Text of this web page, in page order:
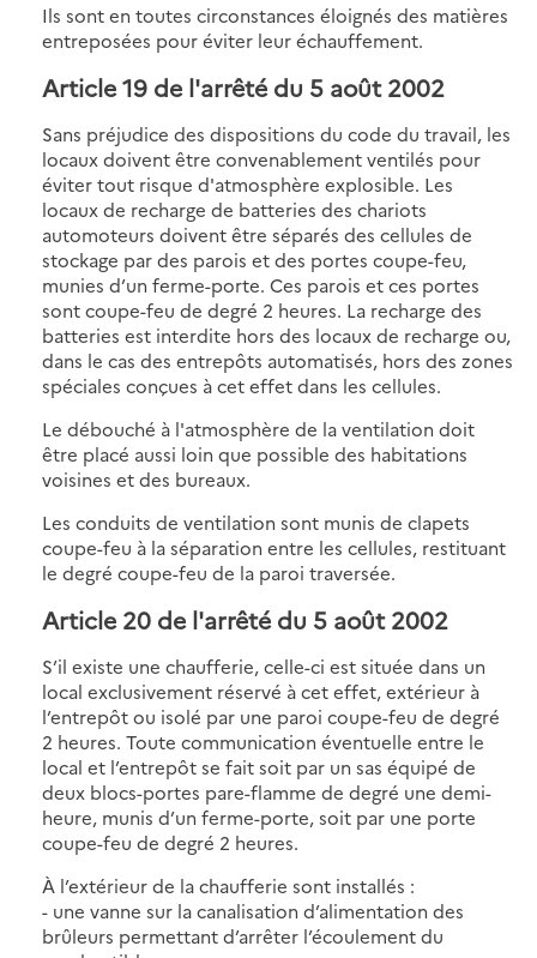
Ils sont en toutes circonstances éloignés des matières
entreposées pour éviter leur échauffement.
Article 19 de l'arrêté du 5 août 2002
Sans préjudice des dispositions du code du travail, les
locaux doivent être convenablement ventilés pour
éviter tout risque d'atmosphère explosible. Les
locaux de recharge de batteries des chariots
automoteurs doivent être séparés des cellules de
stockage par des parois et des portes coupe-feu,
munies d’un ferme-porte. Ces parois et ces portes
sont coupe-feu de degré 2 heures. La recharge des
batteries est interdite hors des locaux de recharge ou,
dans le cas des entrepôts automatisés, hors des zones
spéciales conçues à cet effet dans les cellules.
Le débouché à l'atmosphère de la ventilation doit
être placé aussi loin que possible des habitations
voisines et des bureaux.
Les conduits de ventilation sont munis de clapets
coupe-feu à la séparation entre les cellules, restituant
le degré coupe-feu de la paroi traversée.
Article 20 de l'arrêté du 5 août 2002
S’il existe une chaufferie, celle-ci est située dans un
local exclusivement réservé à cet effet, extérieur à
l’entrepôt ou isolé par une paroi coupe-feu de degré
2 heures. Toute communication éventuelle entre le
local et l’entrepôt se fait soit par un sas équipé de
deux blocs-portes pare-flamme de degré une demi-
heure, munis d’un ferme-porte, soit par une porte
coupe-feu de degré 2 heures.
À l’extérieur de la chaufferie sont installés :
- une vanne sur la canalisation d’alimentation des
brûleurs permettant d’arrêter l’écoulement du